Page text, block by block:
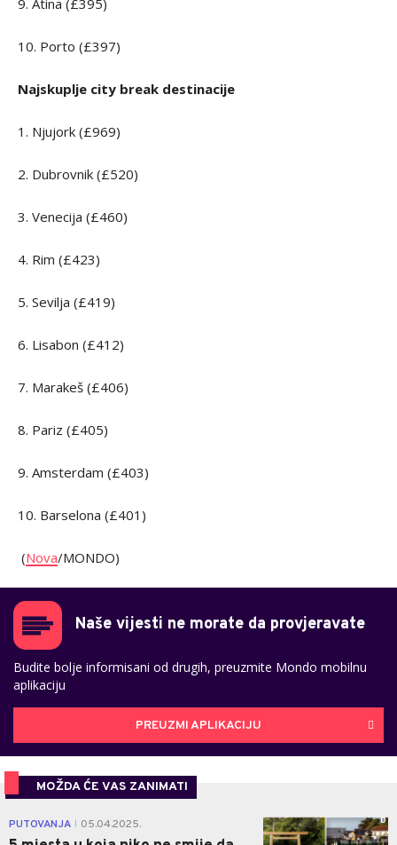
9. Atina (£395)
10. Porto (£397)
Najskuplje city break destinacije
1. Njujork (£969)
2. Dubrovnik (£520)
3. Venecija (£460)
4. Rim (£423)
5. Sevilja (£419)
6. Lisabon (£412)
7. Marakeš (£406)
8. Pariz (£405)
9. Amsterdam (£403)
10. Barselona (£401)
(Nova/MONDO)
Naše vijesti ne morate da provjeravate
Budite bolje informisani od drugih, preuzmite Mondo mobilnu
aplikaciju
PREUZMI APLIKACIJU
MOŽDA ĆE VAS ZANIMATI
PUTOVANJA 05.04.2025. 0